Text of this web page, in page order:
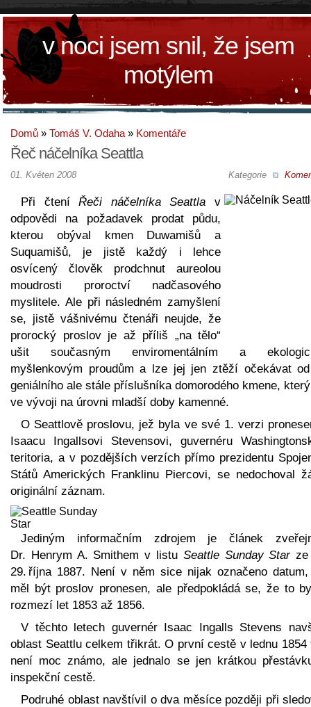
v noci jsem snil, že jsem
motýlem
Domů » Tomáš V. Odaha » Komentáře
Řeč náčelníka Seattla
Kategorie
01. Květen 2008
Při čteníŘeči náčelníka Seattla v
odpovědi na požadavek prodat půdu,
kterou obýval kmen Duwamišů a
Suquamišů, je jistě každý i lehce
osvícený člověk prodchnut aureolou
moudrosti proroctví nadčasového
myslitele. Ale při následném zamyšlení
se, jistě vášnivému čtenáři neujde, že
prorocký proslov je až příliš „na tělo“
ušit současným enviromentálním a
myšlenkovým proudům a lze jej jen ztěží očekávat
geniálního ale stále příslušníka domorodého kmene,
ve vývoji na úrovni mladší doby kamenné.
O Seattlově proslovu, jež byla ve své 1. verzi
Isaacu Ingallsovi Stevensovi, guvernéru
teritoria, a v pozdějších verzích přímo prezidentu
Států Amerických Franklinu Piercovi, se nedochoval
originální záznam.
Jediným informačním zdrojem je článek
Dr. Henrym A. Smithem v listu Seattle Sunday Starze
29. října 1887. Není v něm sice nijak označeno
měl být proslov pronesen, ale předpokládá se, že to
rozmezí let 1853 až 1856.
V těchto letech guvernér Isaac Ingalls Stevens
oblast Seattlu celkem třikrát. O první cestě v lednu 1854
není moc známo, ale jednalo se jen krátkou
inspekční cestě.
Podruhé oblast navštívil o dva měsíce později při